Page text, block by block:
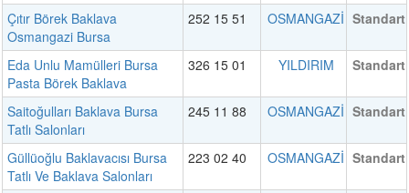
Çıtır Börek Baklava
Osmangazi Bursa
252 15 51 OSMANGAZİ Standart
Eda Unlu Mamülleri Bursa
Pasta Börek Baklava
326 15 01 YILDIRIM Standart
Saitoğulları Baklava Bursa
Tatlı Salonları
245 11 88 OSMANGAZİ Standart
Güllüoğlu Baklavacısı Bursa
Tatlı Ve Baklava Salonları
223 02 40 OSMANGAZİ Standart